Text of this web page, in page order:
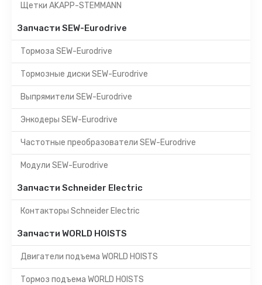
Щетки AKAPP-STEMMANN
Запчасти SEW-Eurodrive
Тормоза SEW-Eurodrive
Тормозные диски SEW-Eurodrive
Выпрямители SEW-Eurodrive
Энкодеры SEW-Eurodrive
Частотные преобразователи SEW-Eurodrive
Модули SEW-Eurodrive
Запчасти Schneider Electric
Контакторы Schneider Electric
Запчасти WORLD HOISTS
Двигатели подъема WORLD HOISTS
Тормоз подъема WORLD HOISTS